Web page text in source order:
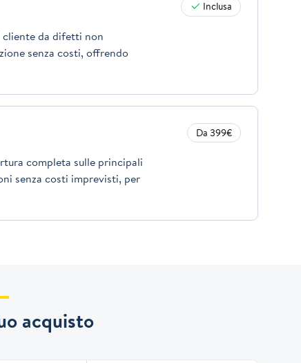
Inclusa
cliente da difetti non
senza costi, offrendo
Da 399€
completa sulle principali
senza costi imprevisti, per
acquisto